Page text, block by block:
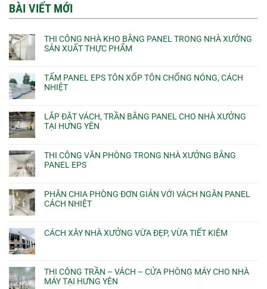
BÀI VIẾT MỚI
THI CÔNG NHÀ KHO BẰNG PANEL TRONG NHÀ XƯỞNG
SẢN XUẤT THỰC PHẨM
TẤM PANEL EPS TÔN XỐP TÔN CHỐNG NÓNG, CÁCH
NHIỆT
LẮP ĐẶT VÁCH, TRẦN BẰNG PANEL CHO NHÀ XƯỞNG
TẠI HƯNG YÊN
THI CÔNG VĂN PHÒNG TRONG NHÀ XƯỞNG BẰNG
PANEL EPS
PHÂN CHIA PHÒNG ĐƠN GIẢN VỚI VÁCH NGĂN PANEL
CÁCH NHIỆT
CÁCH XÂY NHÀ XƯỞNG VỪA ĐẸP, VỪA TIẾT KIỆM
THI CÔNG TRẦN – VÁCH – CỬA PHÒNG MÁY CHO NHÀ
MÁY TẠI HƯNG YÊN